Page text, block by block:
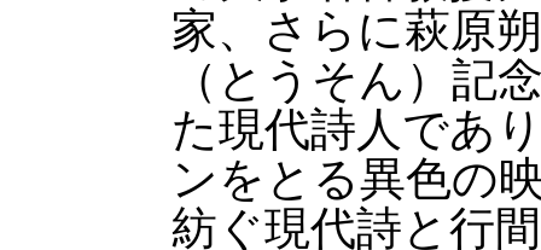
家、さらに萩原
（とうそん）記
た現代詩人であ
ンをとる異色の
紡ぐ現代詩と行